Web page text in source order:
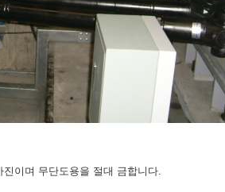
이며 무단도용을 절대 금합니다.